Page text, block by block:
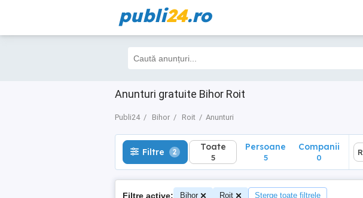
publi24.ro
Anunturi gratuite Bihor Roit
Publi24 Bihor Roit Anunturi
Filtre 2 Toate
5
Filtre 2 Toate
5
Persoane
5
Companii
0
Filtre active: Bihor Roit Șterge toate filtrele